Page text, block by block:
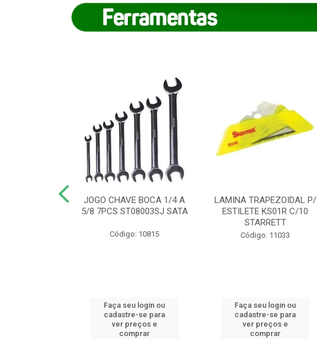
JOGO CHAVE BOCA 1/4 A
5/8 7PCS ST08003SJ SATA
Código: 10815
Faça seu login ou
cadastre-se para
ver preços e
comprar
LAMINA TRAPEZOIDAL P/
ESTILETE KS01R C/10
STARRETT
Código: 11033
Faça seu login ou
cadastre-se para
ver preços e
comprar